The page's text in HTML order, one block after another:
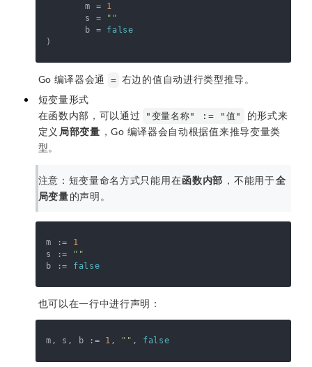
	m =
1
	s =
""
	b =
false
Go 编译器会通 = 右边的值自动进行类型推导。
短变量形式
在函数内部，可以通过
"变量名称" := "值"
的形式来
定义 局部变量 ，Go 编译器会自动根据值来推导变量类
型。
注意：短变量命名方式只能用在函数内部 ，不能用于全
局变量的声明。
m := 1
s :=
""
b := false
也可以在一行中进行声明：
m, s, b := 1 , "" , false